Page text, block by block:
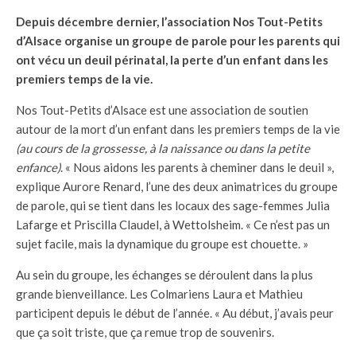
Depuis décembre dernier, l’association Nos Tout-Petits
d’Alsace organise un groupe de parole pour les parents qui
ont vécu un deuil périnatal, la perte d’un enfant dans les
premiers temps de la vie.
Nos Tout-Petits d’Alsace est une association de soutien
autour de la mort d’un enfant dans les premiers temps de la vie
(au cours de la grossesse, à la naissance ou dans la petite
enfance). « Nous aidons les parents à cheminer dans le deuil »,
explique Aurore Renard, l’une des deux animatrices du groupe
de parole, qui se tient dans les locaux des sage-femmes Julia
Lafarge et Priscilla Claudel, à Wettolsheim. « Ce n’est pas un
sujet facile, mais la dynamique du groupe est chouette. »
Au sein du groupe, les échanges se déroulent dans la plus
grande bienveillance. Les Colmariens Laura et Mathieu
participent depuis le début de l’année. « Au début, j’avais peur
que ça soit triste, que ça remue trop de souvenirs.